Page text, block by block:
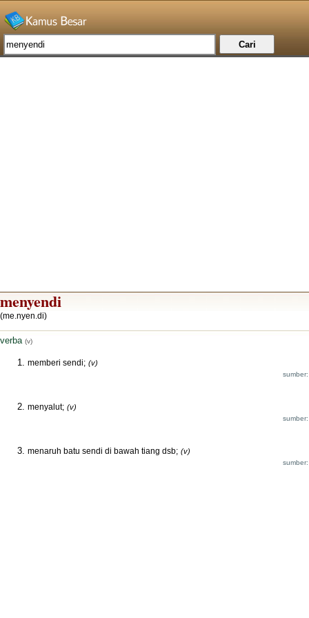
menyendi
(me.nyen.di)
verba (v)
memberi sendi; (v)
menyalut; (v)
menaruh batu sendi di bawah tiang dsb; (v)